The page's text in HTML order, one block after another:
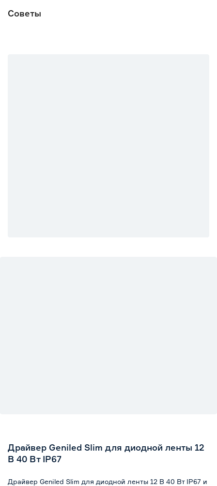
Советы
Драйвер Geniled Slim для диодной ленты 12
В 40 Вт IP67
Драйвер Geniled Slim для диодной ленты 12 В 40 Вт IP67 и